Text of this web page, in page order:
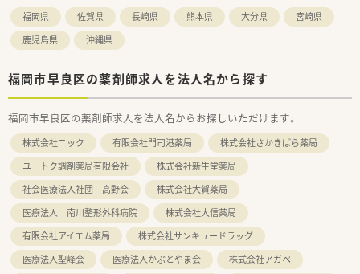
福岡県 佐賀県 長崎県 熊本県 大分県
宮崎県
鹿児島県
沖縄県
福岡市早良区の薬剤師求人を法人名から探す
福岡市早良区の薬剤師求人を法人名からお探しいただけます。
株式会社ニック 有限会社門司港薬局
株式会社さかきばら薬局
ユートク調剤薬局有限会社
株式会社新生堂薬局
社会医療法人社団 高野会
株式会社大賀薬局
医療法人 南川整形外科病院
株式会社大信薬局
有限会社アイエム薬局
株式会社サンキュードラッグ
医療法人聖峰会
医療法人かぶとやま会
株式会社アガペ